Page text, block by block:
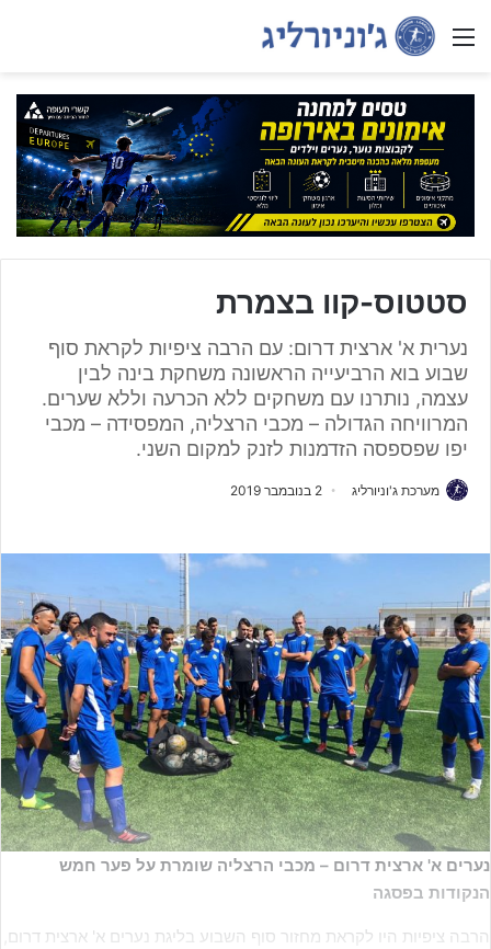
Menu
סטטוס-קוו בצמרת
נערית א' ארצית דרום: עם הרבה ציפיות לקראת סוף
שבוע בוא הרביעייה הראשונה משחקת בינה לבין
עצמה, נותרנו עם משחקים ללא הכרעה וללא שערים.
המרוויחה הגדולה – מכבי הרצליה, המפסידה – מכבי
יפו שפספסה הזדמנות לזנק למקום השני.
מערכת ג'וניורליג 2 בנובמבר 2019
נערים א' ארצית דרום – מכבי הרצליה שומרת על פער חמש
הנקודות בפסגה
הרבה ציפיות היו לקראת מחזור סוף השבוע בליגת נערים א' ארצית דרום,